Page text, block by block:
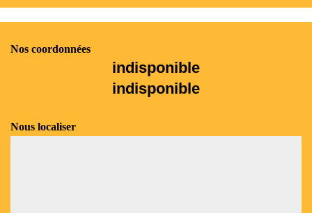
Nos coordonnées
indisponible
indisponible
Nous localiser